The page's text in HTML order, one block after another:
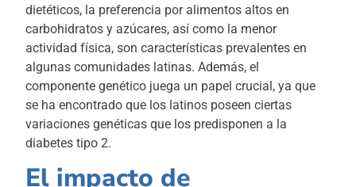
dietéticos, la preferencia por alimentos altos en
carbohidratos y azúcares, así como la menor
actividad física, son características prevalentes en
algunas comunidades latinas. Además, el
componente genético juega un papel crucial, ya que
se ha encontrado que los latinos poseen ciertas
variaciones genéticas que los predisponen a la
diabetes tipo 2.
El impacto de